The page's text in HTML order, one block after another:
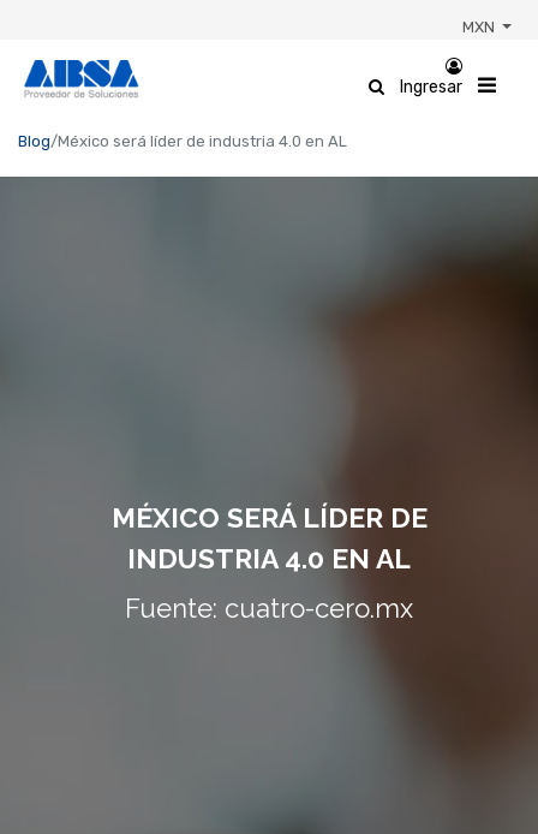
MXN
Ingresar
Blog México será líder de industria 4.0 en AL
MÉXICO SERÁ LÍDER DE
INDUSTRIA 4.0 EN AL
Fuente: cuatro-cero.mx